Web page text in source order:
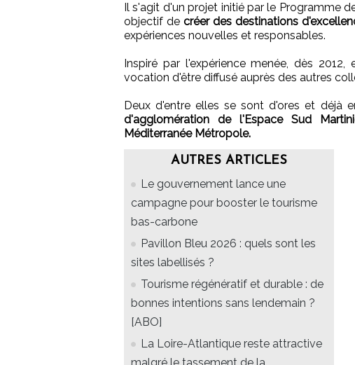
Il s'agit d'un projet initié par le Programme
objectif de créer des destinations
expériences nouvelles et responsables.
Inspiré par l'expérience menée, dès
vocation d'être diffusé auprès des autres
Deux d'entre elles se sont d'ores et déjà
d'agglomération de l'Espace Sud
Méditerranée Métropole.
AUTRES ARTICLES
Le gouvernement lance une
campagne pour booster le tourisme
bas-carbone
Pavillon Bleu 2026 : quels sont les
sites labellisés ?
Tourisme régénératif et durable : de
bonnes intentions sans lendemain ?
[ABO]
La Loire-Atlantique reste attractive